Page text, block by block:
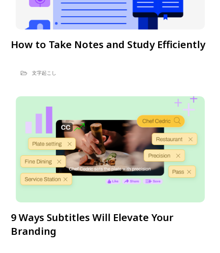
How to Take Notes and Study Efficiently
文字起こし
9 Ways Subtitles Will Elevate Your
Branding